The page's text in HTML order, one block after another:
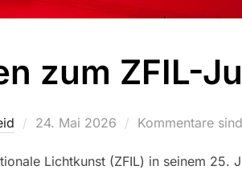
zum ZFIL-
Veröffentlicht
24. Mai 2026 Kommentare
Lichtkunst (ZFIL) in seinem 25.